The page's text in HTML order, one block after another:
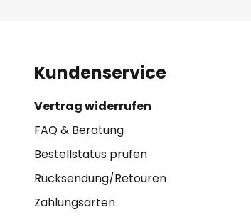
Kundenservice
Vertrag widerrufen
FAQ & Beratung
Bestellstatus prüfen
Rücksendung/Retouren
Zahlungsarten